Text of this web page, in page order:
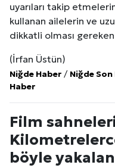
uyarıları takip
kullanan ailelerin ve
dikkatli olması
(İrfan Üstün)
Niğde Haber / Niğde
Haber
Film
böyle